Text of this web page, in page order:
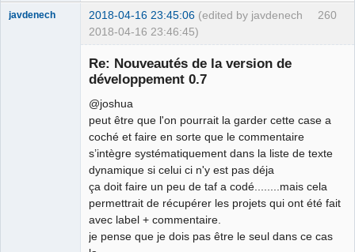
260
javdenech 2018-04-16 23:45:06 (edited by javdenech
2018-04-16 23:46:45)
Re: Nouveautés de la version de
développement 0.7
@joshua
peut être que l'on pourrait la garder cette case a
coché et faire en sorte que le commentaire
s’intègre systématiquement dans la liste de texte
dynamique si celui ci n'y est pas déja
ça doit faire un peu de taf a codé........mais cela
permettrait de récupérer les projets qui ont été fait
avec label + commentaire.
je pense que je dois pas être le seul dans ce cas